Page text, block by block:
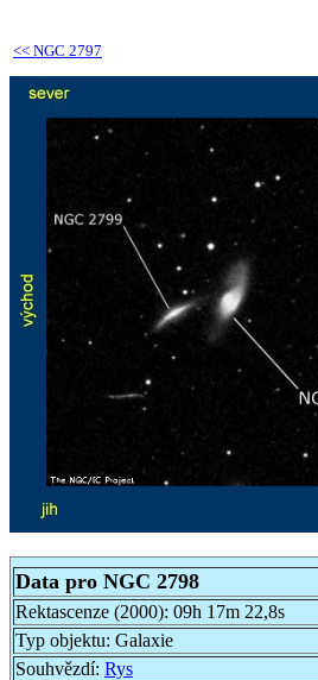
<< NGC 2797
Data pro NGC 2798
Rektascenze (2000): 09h 17m 22,8s
Typ objektu: Galaxie
Souhvězdí: Rys